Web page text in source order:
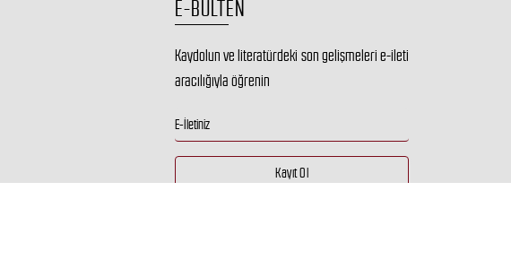
E-BÜLTEN
Kaydolun ve literatürdeki son gelişmeleri e-ileti
aracılığıyla öğrenin